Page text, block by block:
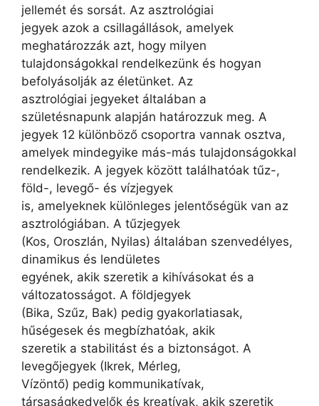
jellemét és sorsát. Az asztrológiai
jegyek azok a csillagállások, amelyek
meghatározzák azt, hogy milyen
tulajdonságokkal rendelkezünk és hogyan
befolyásolják az életünket. Az
asztrológiai jegyeket általában a
születésnapunk alapján határozzuk meg. A
jegyek 12 különböző csoportra vannak osztva,
amelyek mindegyike más-más tulajdonságokkal
rendelkezik. A jegyek között találhatóak tűz-,
föld-, levegő- és vízjegyek
is, amelyeknek különleges jelentőségük van az
asztrológiában. A tűzjegyek
(Kos, Oroszlán, Nyilas) általában szenvedélyes,
dinamikus és lendületes
egyének, akik szeretik a kihívásokat és a
változatosságot. A földjegyek
(Bika, Szűz, Bak) pedig gyakorlatiasak,
hűségesek és megbízhatóak, akik
szeretik a stabilitást és a biztonságot. A
levegőjegyek (Ikrek, Mérleg,
Vízöntő) pedig kommunikatívak,
társaságkedvelők és kreatívak, akik szeretik